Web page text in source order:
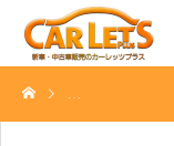
トヨタ ヴォク